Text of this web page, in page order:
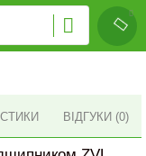
ВІДГУКИ (0)